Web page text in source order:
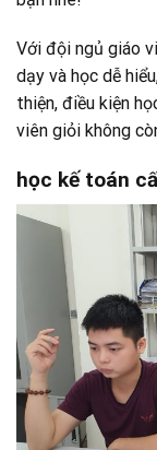
Với đội ngủ giáo
dạy và học dễ
thiện, điều kiện
viên giỏi không
học kế toán